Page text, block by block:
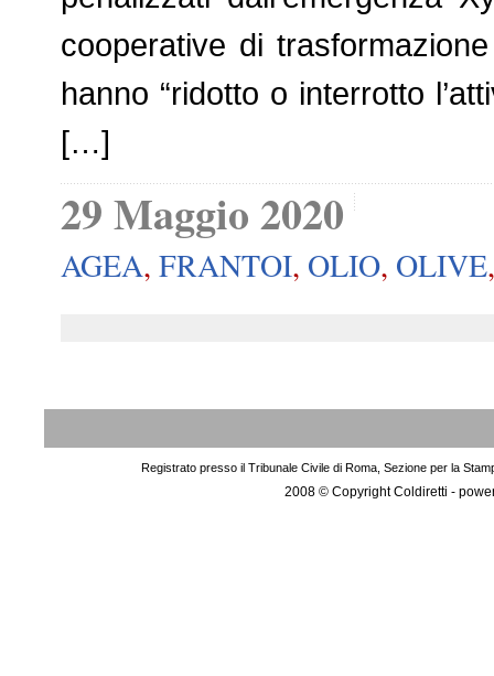
cooperative di
hanno “ridotto o interrotto
[…]
29 Maggio 2020
AGEA, FRANTOI, OLIO, OLIVE
Registrato presso il Tribunale Civile di Roma, Sezione per la
2008 © Copyright Coldiretti -